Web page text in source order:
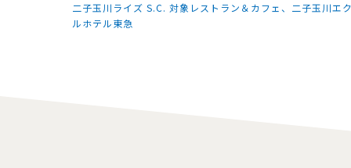
二子玉川ライズ S.C. 対象レストラン＆カフェ、二子玉川エ
ルホテル東急